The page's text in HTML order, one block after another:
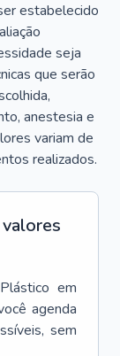
estabelecido
seja
que serão
anestesia e
variam de
realizados.
em
agenda
sem